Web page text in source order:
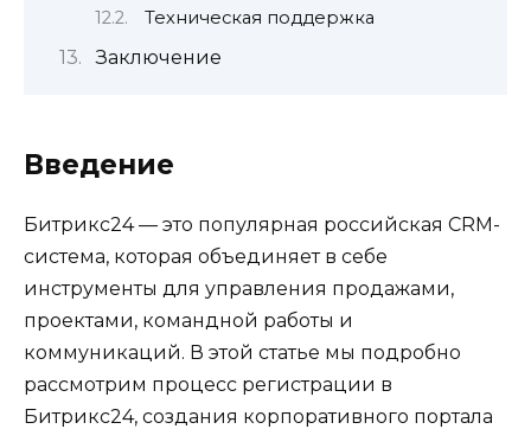
Техническая поддержка
Заключение
Введение
Битрикс24 — это популярная российская CRM-
система, которая объединяет в себе
инструменты для управления продажами,
проектами, командной работы и
коммуникаций. В этой статье мы подробно
рассмотрим процесс регистрации в
Битрикс24, создания корпоративного портала